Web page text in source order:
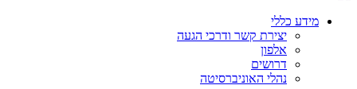
מידע כללי
יצירת קשר ודרכי הגעה
אלפון
דרושים
נהלי האוניברסיטה